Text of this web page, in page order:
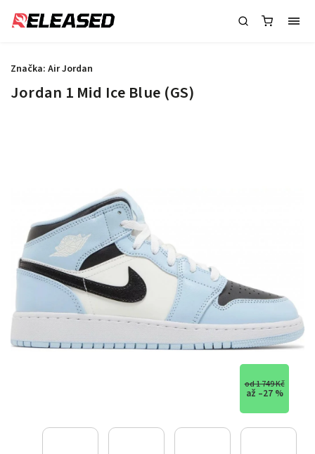
Jordan 1 Mid Ice Blue (GS)
od 1 749 Kč
až –27 %
Značka: Air Jordan